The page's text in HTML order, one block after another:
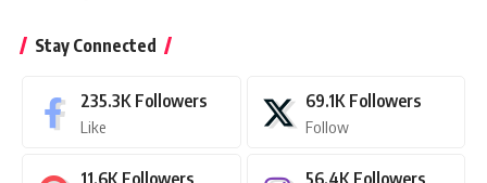
Stay Connected
235.3K Followers
Like
69.1K Followers
Follow